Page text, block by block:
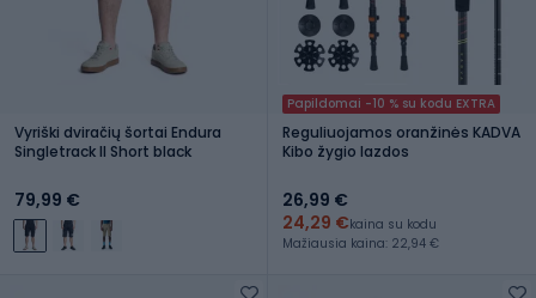
Vyriški dviračių šortai Endura
Singletrack II Short black
79,99 €
Papildomai -10 % su kodu EXTRA
Reguliuojamos oranžinės KADVA
Kibo žygio lazdos
26,99 €
24,29 €kaina su kodu
Mažiausia kaina: 22,94 €